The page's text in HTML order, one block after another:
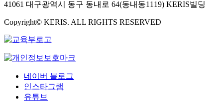
41061 대구광역시 동구 동내로 64(동내동1119) KERIS빌딩
Copyright© KERIS. ALL RIGHTS RESERVED
네이버 블로그
인스타그램
유튜브